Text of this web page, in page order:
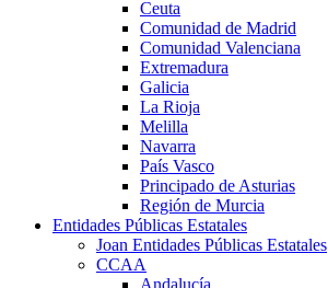
Ceuta
Comunidad de Madrid
Comunidad Valenciana
Extremadura
Galicia
La Rioja
Melilla
Navarra
País Vasco
Principado de Asturias
Región de Murcia
Entidades Públicas Estatales
Joan Entidades Públicas Estatales
CCAA
Andalucía